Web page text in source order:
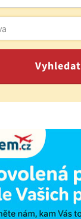
Vyhledat